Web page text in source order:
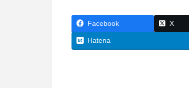
Facebook X
Hatena